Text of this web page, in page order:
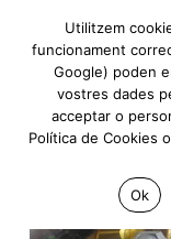
Utilitzem
funcionament
(inclòs Google)
les vostres dades
acceptar o
Política de
Ok